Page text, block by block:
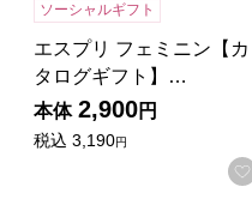
ソーシャルギフト
エスプリ フェミニン【カ
タログギフト】…
本体 2,900円
税込 3,190円